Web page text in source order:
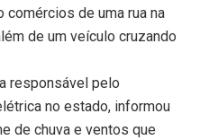
comércios de uma rua na
de um veículo cruzando
responsável pelo
no estado, informou
de chuva e ventos que